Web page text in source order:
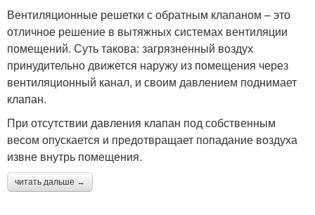
Вентиляционные решетки с обратным клапаном – это
отличное решение в вытяжных системах вентиляции
помещений. Суть такова: загрязненный воздух
принудительно движется наружу из помещения через
вентиляционный канал, и своим давлением поднимает
клапан.
При отсутствии давления клапан под собственным
весом опускается и предотвращает попадание воздуха
извне внутрь помещения.
читать дальше →